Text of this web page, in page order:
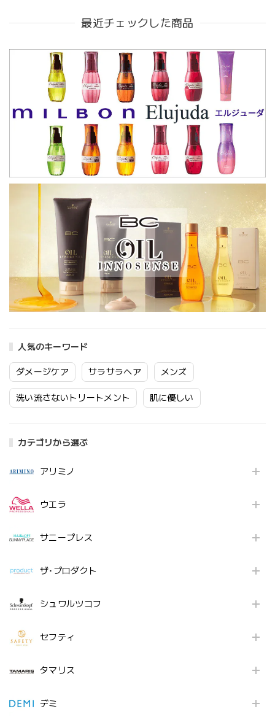
人気のキーワード
ダメージケア サラサラヘア メンズ
洗い流さないトリートメント 肌に優しい
カテゴリから選ぶ
アリミノ
ウエラ
サニープレス
ザ･プロダクト
シュワルツコフ
セフティ
タマリス
デミ
最近チェックした商品